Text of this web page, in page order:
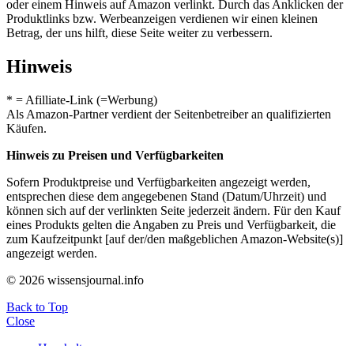
oder einem Hinweis auf Amazon verlinkt. Durch das Anklicken der
Produktlinks bzw. Werbeanzeigen verdienen wir einen kleinen
Betrag, der uns hilft, diese Seite weiter zu verbessern.
Hinweis
* = Afilliate-Link (=Werbung)
Als Amazon-Partner verdient der Seitenbetreiber an qualifizierten
Käufen.
Hinweis zu Preisen und Verfügbarkeiten
Sofern Produktpreise und Verfügbarkeiten angezeigt werden,
entsprechen diese dem angegebenen Stand (Datum/Uhrzeit) und
können sich auf der verlinkten Seite jederzeit ändern. Für den Kauf
eines Produkts gelten die Angaben zu Preis und Verfügbarkeit, die
zum Kaufzeitpunkt [auf der/den maßgeblichen Amazon-Website(s)]
angezeigt werden.
© 2026 wissensjournal.info
Back to Top
Close